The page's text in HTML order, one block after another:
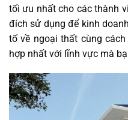
tối ưu nhất cho các thành
đích sử dụng để kinh
tố về ngoại thất cùng
hợp nhất với lĩnh vực mà